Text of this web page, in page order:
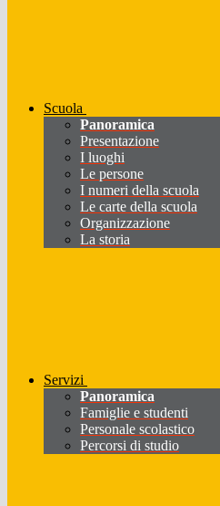
Scuola
Panoramica
Presentazione
I luoghi
Le persone
I numeri della scuola
Le carte della scuola
Organizzazione
La storia
Servizi
Panoramica
Famiglie e studenti
Personale scolastico
Percorsi di studio